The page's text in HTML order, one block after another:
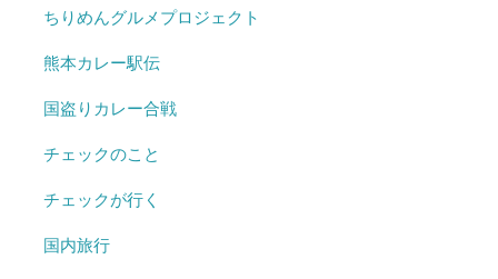
ちりめんグルメプロジェクト
熊本カレー駅伝
国盗りカレー合戦
チェックのこと
チェックが行く
国内旅行